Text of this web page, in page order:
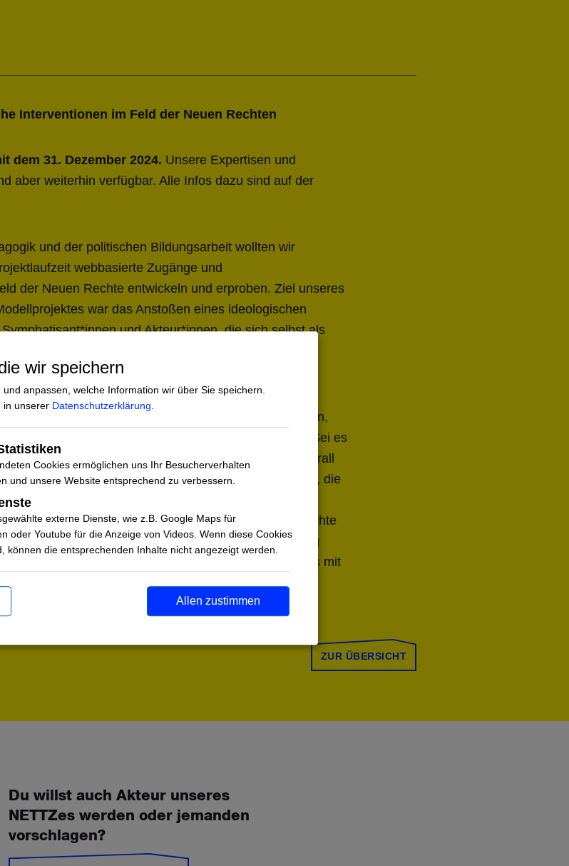
Interventionen im Feld der Neuen Rechten
dem 31. Dezember 2024. Unsere Expertisen und
aber weiterhin verfügbar. Alle Infos dazu sind auf der
und der politischen Bildungsarbeit wollten wir
webbasierte Zugänge und
der Neuen Rechte entwickeln und erproben. Ziel unseres
war das Anstoßen eines ideologischen
und Akteur*innen, die sich selbst als
durch ihr Verhalten eine Affinität zur Neuen Rechten
und Verhaltensweisen nachhaltig zu verunmöglichen,
in denen sich unsere Adressat*innen bewegen. Sei es
oder eben die unendlichen Weiten des Internets. Überall
anderen Menschen, mit nicht-rechten Einstellungen, die
und ein wichtiger Baustein in der päd.
Signalgeber*innen müssen für das Thema Neue Rechte
werden und dazu eine klare demokratische Haltung
rund um das Thema des pädagogischen Umgangs mit
und der Mediennutzung durch (extrem) rechte
ZUR ÜBERSICHT
Du willst auch Akteur unseres
NETTZes werden oder jemanden
vorschlagen?
wir speichern
anpassen, welche Information wir über Sie speichern.
in unserer Datenschutzerklärung.
Cookies ermöglichen uns Ihr Besucherverhalten
und unsere Website entsprechend zu verbessern.
externe Dienste, wie z.B. Google Maps für
oder Youtube für die Anzeige von Videos. Wenn diese Cookies
können die entsprechenden Inhalte nicht angezeigt werden.
Allen zustimmen